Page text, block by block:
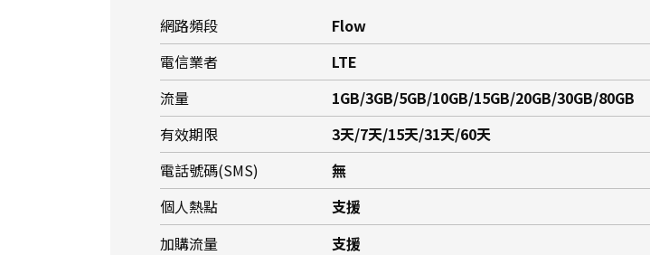
網路頻段
Flow
電信業者
LTE
流量
1GB/3GB/5GB/10GB/15GB/20GB/30GB/80GB
有效期限
3天/7天/15天/31天/60天
電話號碼(SMS)
無
個人熱點
支援
加購流量
支援